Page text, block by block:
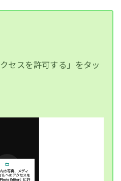
セスを許可する」をタッ